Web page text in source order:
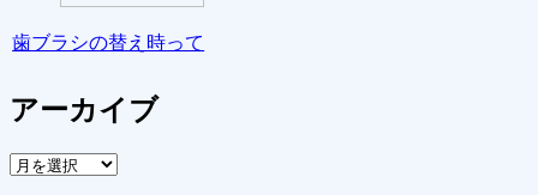
歯ブラシの替え時って
アーカイブ
ア